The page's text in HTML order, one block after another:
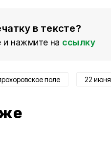
в тексте?
и нажмите на ссылку
поле 22 июня